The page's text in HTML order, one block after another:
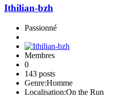
Ithilian-bzh
Passionné
Membres
0
143 posts
Genre:Homme
Localisation:On the Run